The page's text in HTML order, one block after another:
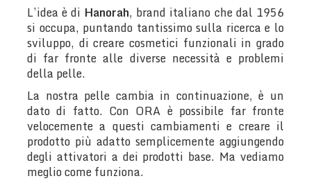
L’idea è di Hanorah, brand italiano che dal 1956
si occupa, puntando tantissimo sulla ricerca e lo
sviluppo, di creare cosmetici funzionali in grado
di far fronte alle diverse necessità e problemi
della pelle.
La nostra pelle cambia in continuazione, è un
dato di fatto. Con ORA è possibile far fronte
velocemente a questi cambiamenti e creare il
prodotto più adatto semplicemente aggiungendo
degli attivatori a dei prodotti base. Ma vediamo
meglio come funziona.